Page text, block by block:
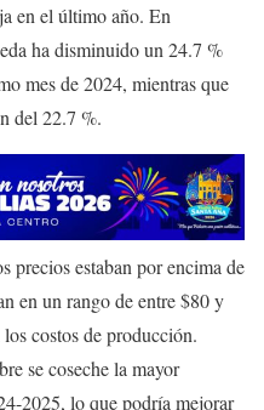
en el último año. En
ha disminuido un 24.7 %
mes de 2024, mientras que
del 22.7 %.
precios estaban por encima de
en un rango de entre $80 y
costos de producción.
se coseche la mayor
2025, lo que podría mejorar